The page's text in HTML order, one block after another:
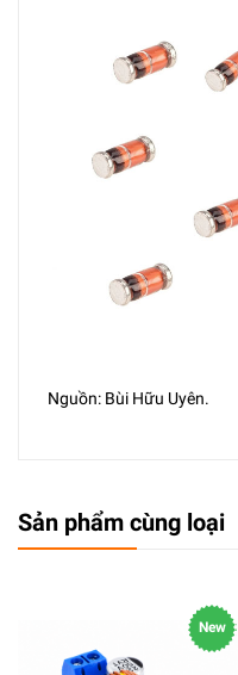
Nguồn: Bùi Hữu Uyên.
Sản phẩm cùng loại
New